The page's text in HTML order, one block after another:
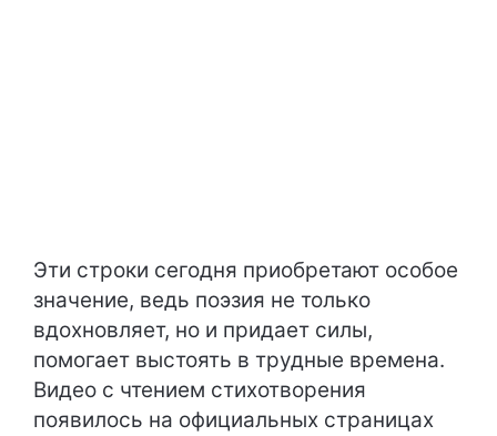
Эти строки сегодня приобретают особое
значение, ведь поэзия не только
вдохновляет, но и придает силы,
помогает выстоять в трудные времена.
Видео с чтением стихотворения
появилось на официальных страницах